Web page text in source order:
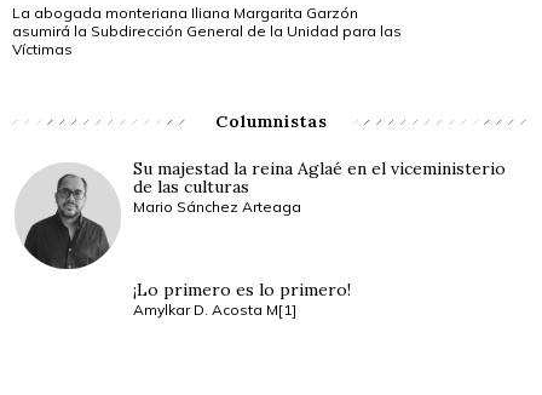
La abogada monteriana Iliana Margarita Garzón
asumirá la Subdirección General de la Unidad para las
Víctimas
Columnistas
Su majestad la reina Aglaé en el viceministerio
de las culturas
Mario Sánchez Arteaga
¡Lo primero es lo primero!
Amylkar D. Acosta M[1]